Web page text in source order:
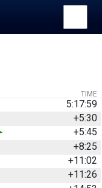
TIME
5:17:59
+5:30
+5:45
+8:25
+11:02
+11:26